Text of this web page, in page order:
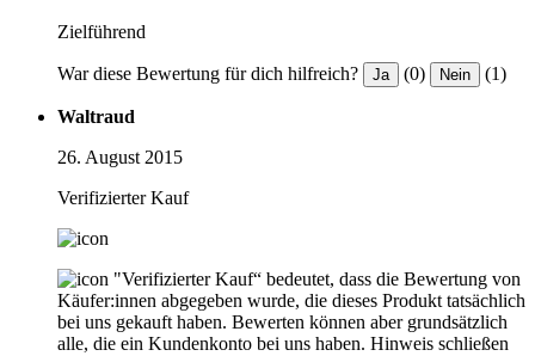
Zielführend
War diese Bewertung für dich hilfreich? Ja (0) Nein (1)
Waltraud
26. August 2015
Verifizierter Kauf
"Verifizierter Kauf“ bedeutet, dass die Bewertung von
Käufer:innen abgegeben wurde, die dieses Produkt tatsächlich
bei uns gekauft haben. Bewerten können aber grundsätzlich
alle, die ein Kundenkonto bei uns haben. Hinweis schließen